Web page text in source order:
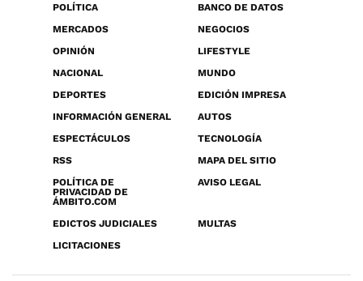
POLÍTICA
BANCO DE DATOS
MERCADOS
NEGOCIOS
OPINIÓN
LIFESTYLE
NACIONAL
MUNDO
DEPORTES
EDICIÓN IMPRESA
INFORMACIÓN GENERAL
AUTOS
ESPECTÁCULOS
TECNOLOGÍA
RSS
MAPA DEL SITIO
POLÍTICA DE
PRIVACIDAD DE
ÁMBITO.COM
AVISO LEGAL
EDICTOS JUDICIALES
MULTAS
LICITACIONES